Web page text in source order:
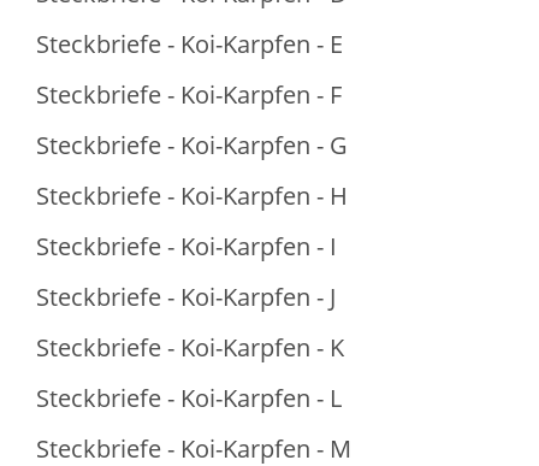
Steckbriefe - Koi-Karpfen - E
Steckbriefe - Koi-Karpfen - F
Steckbriefe - Koi-Karpfen - G
Steckbriefe - Koi-Karpfen - H
Steckbriefe - Koi-Karpfen - I
Steckbriefe - Koi-Karpfen - J
Steckbriefe - Koi-Karpfen - K
Steckbriefe - Koi-Karpfen - L
Steckbriefe - Koi-Karpfen - M